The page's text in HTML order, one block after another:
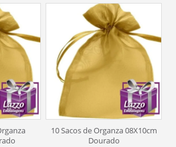
10 Sacos de Organza 08X10cm
Dourado